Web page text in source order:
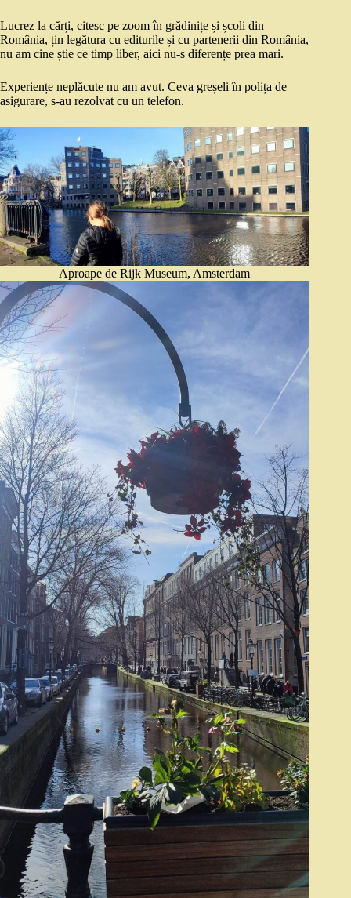
Lucrez la cărți, citesc pe zoom în grădinițe și școli din
România, țin legătura cu editurile și cu partenerii din România,
nu am cine știe ce timp liber, aici nu-s diferențe prea mari.
Experiențe neplăcute nu am avut. Ceva greșeli în polița de
asigurare, s-au rezolvat cu un telefon.
Aproape de Rijk Museum, Amsterdam